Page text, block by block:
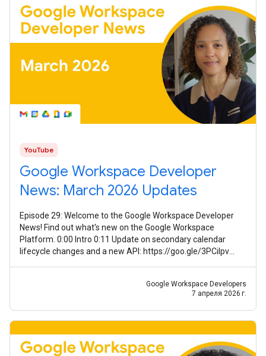
YouTube
Google Workspace Developer
News: March 2026 Updates
Episode 29: Welcome to the Google Workspace Developer
News! Find out what's new on the Google Workspace
Platform. 0:00 Intro 0:11 Update on secondary calendar
lifecycle changes and a new API: https://goo.gle/3PCilpv
Google Workspace Developers
7 апреля 2026 г.